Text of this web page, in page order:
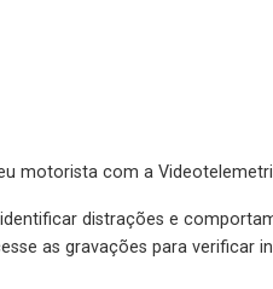
motorista com a
distrações e
as gravações para verificar